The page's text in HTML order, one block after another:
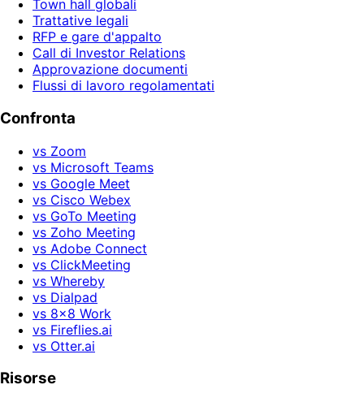
Town hall globali
Trattative legali
RFP e gare d'appalto
Call di Investor Relations
Approvazione documenti
Flussi di lavoro regolamentati
Confronta
vs Zoom
vs Microsoft Teams
vs Google Meet
vs Cisco Webex
vs GoTo Meeting
vs Zoho Meeting
vs Adobe Connect
vs ClickMeeting
vs Whereby
vs Dialpad
vs 8x8 Work
vs Fireflies.ai
vs Otter.ai
Risorse